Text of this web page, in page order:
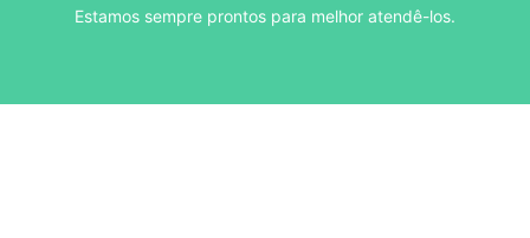
Estamos sempre prontos para melhor atendê-los.